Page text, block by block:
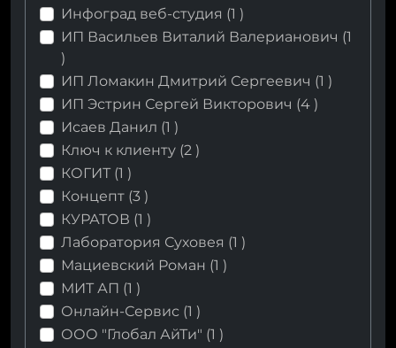
Инфоград веб-студия (1 )
ИП Васильев Виталий Валерианович (1
)
ИП Ломакин Дмитрий Сергеевич (1 )
ИП Эстрин Сергей Викторович (4 )
Исаев Данил (1 )
Ключ к клиенту (2 )
КОГИТ (1 )
Концепт (3 )
КУРАТОВ (1 )
Лаборатория Суховея (1 )
Мациевский Роман (1 )
МИТ АП (1 )
Онлайн-Сервис (1 )
ООО "Глобал АйТи" (1 )